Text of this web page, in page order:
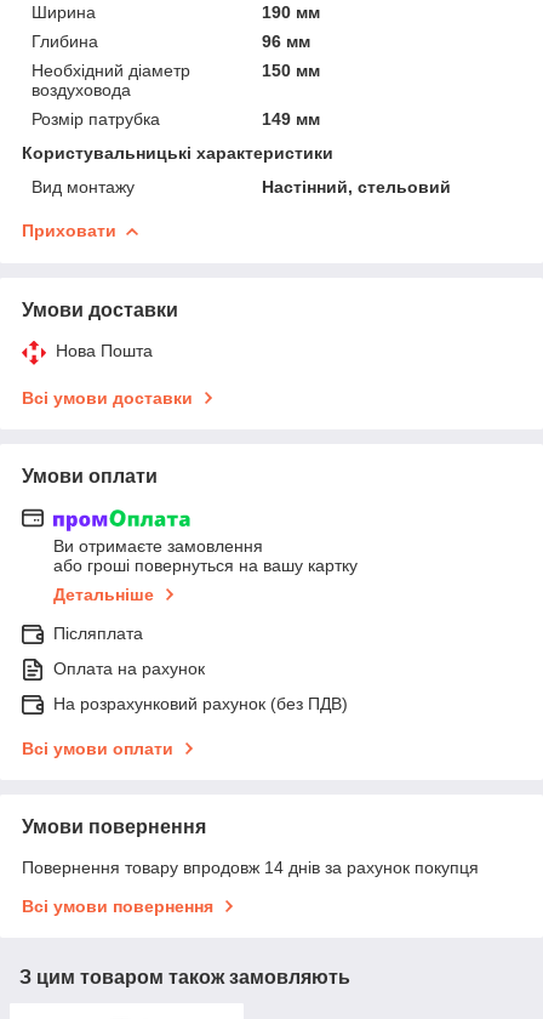
Ширина
190 мм
Глибина
96 мм
Необхідний діаметр
воздуховода
150 мм
Розмір патрубка
149 мм
Користувальницькі характеристики
Вид монтажу
Настінний, стельовий
Приховати
Умови доставки
Нова Пошта
Всі умови доставки
Умови оплати
Ви отримаєте замовлення
або гроші повернуться на вашу картку
Детальніше
Післяплата
Оплата на рахунок
На розрахунковий рахунок (без ПДВ)
Всі умови оплати
Умови повернення
Повернення товару впродовж 14 днів за рахунок покупця
Всі умови повернення
З цим товаром також замовляють